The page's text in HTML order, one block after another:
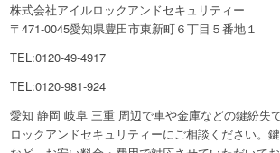
株式会社アイルロックアンドセキュリティー
〒471-0045愛知県豊田市東新町６丁目５番地１
TEL:0120-49-4917
TEL:0120-981-924
愛知 静岡 岐阜 三重 周辺で車や金庫などの鍵紛失
ロックアンドセキュリティーにご相談ください。